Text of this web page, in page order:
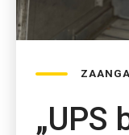
„UPS